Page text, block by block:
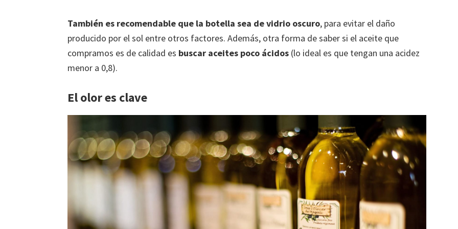
También es recomendable que la botella sea de vidrio oscuro, para evitar el daño
producido por el sol entre otros factores. Además, otra forma de saber si el aceite que
compramos es de calidad es buscar aceites poco ácidos (lo ideal es que tengan una acidez
menor a 0,8).
El olor es clave